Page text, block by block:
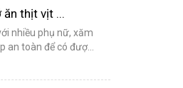
ăn thịt vịt ...
nhiều phụ nữ, xăm
an toàn để có đượ...